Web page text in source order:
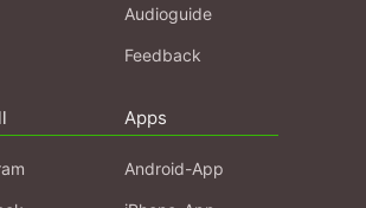
Audioguide
Feedback
Apps
Android-App